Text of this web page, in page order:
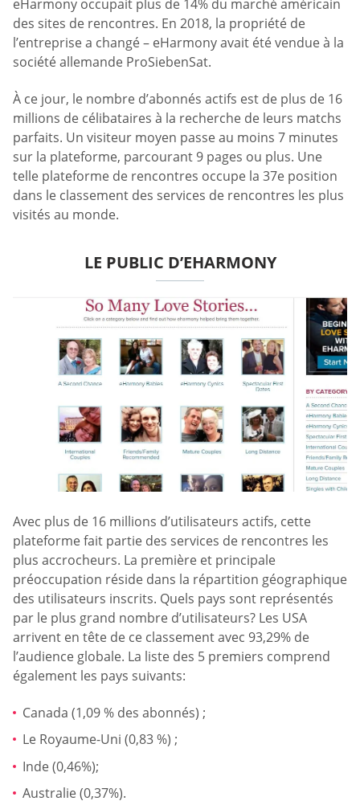
eHarmony occupait plus de 14% du marché américain
des sites de rencontres. En 2018, la propriété de
l’entreprise a changé – eHarmony avait été vendue à la
société allemande ProSiebenSat.
À ce jour, le nombre d’abonnés actifs est de plus de 16
millions de célibataires à la recherche de leurs matchs
parfaits. Un visiteur moyen passe au moins 7 minutes
sur la plateforme, parcourant 9 pages ou plus. Une
telle plateforme de rencontres occupe la 37e position
dans le classement des services de rencontres les plus
visités au monde.
LE PUBLIC D’EHARMONY
Avec plus de 16 millions d’utilisateurs actifs, cette
plateforme fait partie des services de rencontres les
plus accrocheurs. La première et principale
préoccupation réside dans la répartition géographique
des utilisateurs inscrits. Quels pays sont représentés
par le plus grand nombre d’utilisateurs? Les USA
arrivent en tête de ce classement avec 93,29% de
l’audience globale. La liste des 5 premiers comprend
également les pays suivants:
Canada (1,09 % des abonnés) ;
Le Royaume-Uni (0,83 %) ;
Inde (0,46%);
Australie (0,37%).